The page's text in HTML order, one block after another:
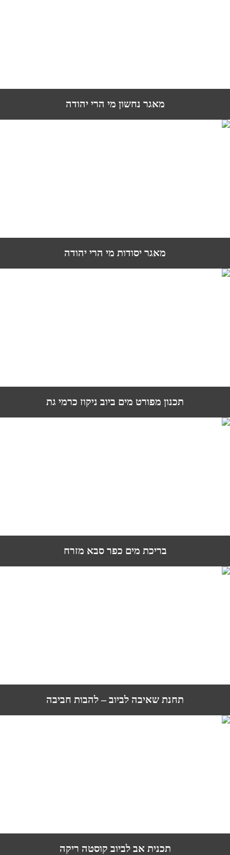
מאגר נחשון מי הרי יהודה
מאגר יסודות מי הרי יהודה
תכנון מפורט מים ביוב ניקוז כרמי גת
בריכת מים כפר סבא מזרח
תחנת שאיבה לביוב – להבות חביבה
תכנית אב לביוב קוסטה ריקה